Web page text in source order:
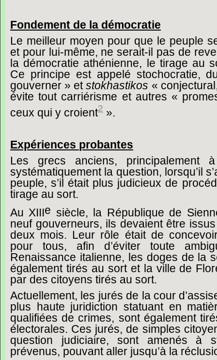
.
Fondement de la démocratie
Le meilleur moyen pour que le peuple
et pour lui-même, ne serait-il pas de
la démocratie athénienne, le tirage au
Ce principe est appelé stochocratie,
gouverner » et stokhastikos «
évite tout carriérisme et autres «
ceux qui y croient2 ».
.
Expériences probantes
Les
grecs anciens, principalement
à
systématiquement la question, lorsqu’il
peuple, s’il était plus judicieux de
tirage au sort.
Au XIIIe siècle, la République de
neuf gouverneurs, ils devaient être issus
deux mois. Leur rôle était de
pour
tous, afin d’éviter toute
Renaissance italienne, les doges de la
également tirés au sort et la ville de
par des citoyens tirés au sort.
Actuellement, les jurés de la cour
plus haute juridiction statuant en
qualifiées de crimes, sont également
électorales. Ces jurés, de simples
question
judiciaire, sont amenés à
prévenus, pouvant aller jusqu’à la